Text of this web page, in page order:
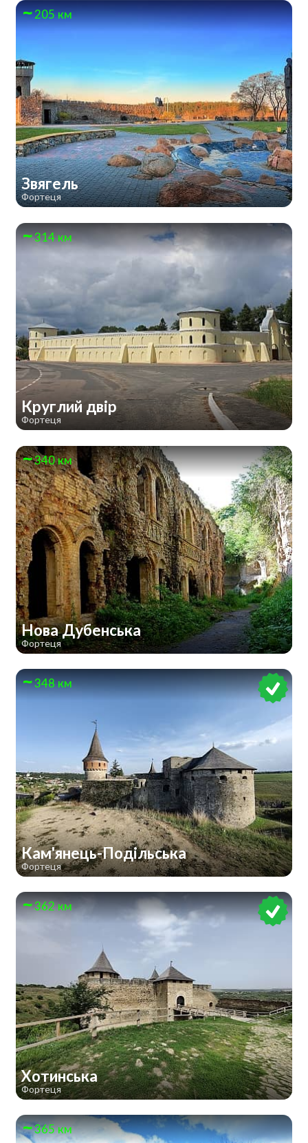
205 км
Звягель
Фортеця
314 км
Круглий двір
Фортеця
340 км
Нова Дубенська
Фортеця
348 км
Кам'янець-Подільська
Фортеця
362 км
Хотинська
Фортеця
365 км